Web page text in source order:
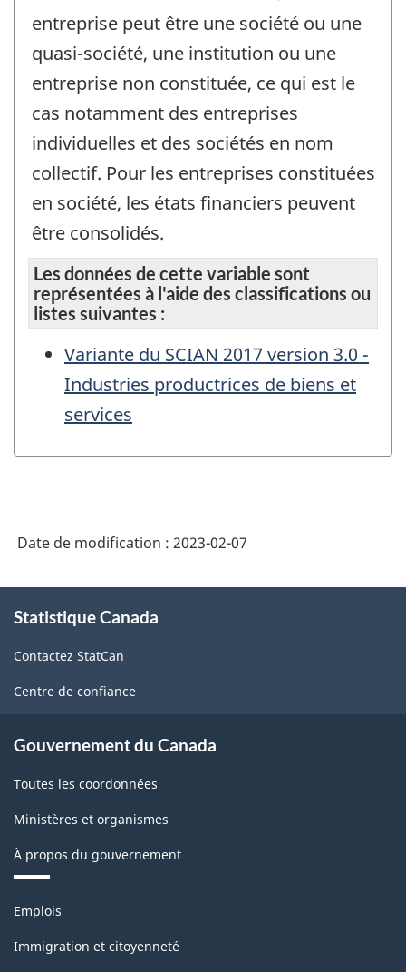
entreprise peut être une société ou une
quasi-société, une institution ou une
entreprise non constituée, ce qui est le
cas notamment des entreprises
individuelles et des sociétés en nom
collectif. Pour les entreprises constituées
en société, les états financiers peuvent
être consolidés.
Les données de cette variable sont
représentées à l'aide des classifications ou
listes suivantes :
Variante du SCIAN 2017 version 3.0 -
Industries productrices de biens et
services
Date de modification : 2023-02-07
propos
ce
site
Statistique Canada
Contactez StatCan
Centre de confiance
Gouvernement du Canada
Toutes les coordonnées
Ministères et organismes
À propos du gouvernement
Thèmes
sujets
Emplois
Immigration et citoyenneté